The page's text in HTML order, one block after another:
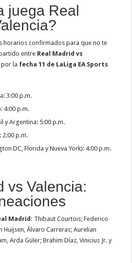
juega Real
horarios confirmados para que no te
entre Real Madrid vs
la fecha 11 de LaLiga EA Sports
3:00 p.m.
4:00 p.m.
y Argentina: 5:00 p.m.
2:00 p.m.
DC, Florida y Nueva York): 4:00 p.m.
vs Valencia:
Madrid: Thibaut Courtois; Federico
Huijsen, Álvaro Carreras; Aurelian
Arda Güler; Brahim Díaz, Vinicius Jr. y